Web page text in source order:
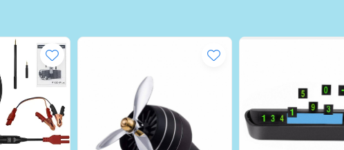
bărci, motociclete, ATV-uri
ale mașinii în timpul verificărilor.
clasic și o lampă de control veche într-un singur instrument ergonomic.
circuit este întrerupt, dacă o siguranță este arsă sau dacă un releu